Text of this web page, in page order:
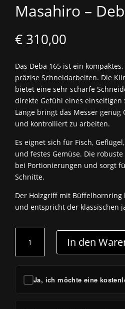
Masahiro –
€ 310,00
Das Deba 165 ist ein
präzise Schneidarbeiten. Die
bietet eine sehr scharfe
direkte Gefühl eines einseitigen
Länge bringt das Messer genug
und kontrolliert zu arbeiten.
Es eignet sich für Fisch,
und festes Gemüse. Die
bei Portionierungen und sorgt
Schnitte.
Der Holzgriff mit Büffelhornring
und entspricht der klassischen
Deba
Menge
In den
Ja, ich möchte eine